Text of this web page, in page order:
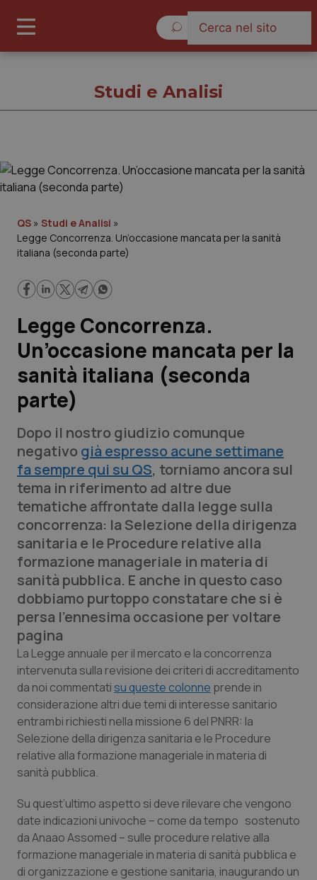
Governo e Parlamento
Regioni e Asl
Lavoro e Professioni
Scienza e Farmaci
Studi e Analisi
Lettere al direttore
Edizioni Regionali
QS Pro
Professionisti Sanitari.AI
Abruzzo
Basilicata
Calabria
Campania
Emilia-Romagna
Friuli Venezia Giulia
Liguria
Lombardia
QS Pro Gold
Artrite & artrosi
Asma & BPCO
Car-T
Colesterolo & coronaropatie
Dermatite Atopica
Disturbi dell’umore
Dolore
QS Club Newsletter
Studi e Analisi
QS » Studi e Analisi »
Legge Concorrenza. Un’occasione mancata per la sanità
italiana (seconda parte)
Legge Concorrenza.
Un’occasione mancata per la
sanità italiana (seconda
parte)
Dopo il nostro giudizio comunque
negativo già espresso acune settimane
fa sempre qui su QS, torniamo ancora sul
tema in riferimento ad altre due
tematiche affrontate dalla legge sulla
concorrenza: la Selezione della dirigenza
sanitaria e le Procedure relative alla
formazione manageriale in materia di
sanità pubblica. E anche in questo caso
dobbiamo purtoppo constatare che si è
persa l’ennesima occasione per voltare
pagina
La Legge annuale per il mercato e la concorrenza
intervenuta sulla revisione dei criteri di accreditamento
da noi commentatisu queste colonne prende in
considerazione altri due temi di interesse sanitario
entrambi richiesti nella missione 6 del PNRR: la
Selezione della dirigenza sanitaria e le Procedure
relative alla formazione manageriale in materia di
sanità pubblica.
Su quest’ultimo aspetto si deve rilevare che vengono
date indicazioni univoche – come da tempo sostenuto
da Anaao Assomed – sulle procedure relative alla
formazione manageriale in materia di sanità pubblica e
di organizzazione e gestione sanitaria, inaugurando un